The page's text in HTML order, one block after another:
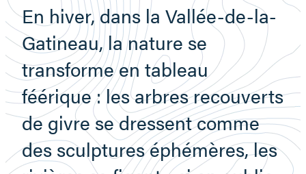
En hiver, dans la Vallée-de-la-
Gatineau, la nature se
transforme en tableau
féérique : les arbres recouverts
de givre se dressent comme
des sculptures éphémères, les